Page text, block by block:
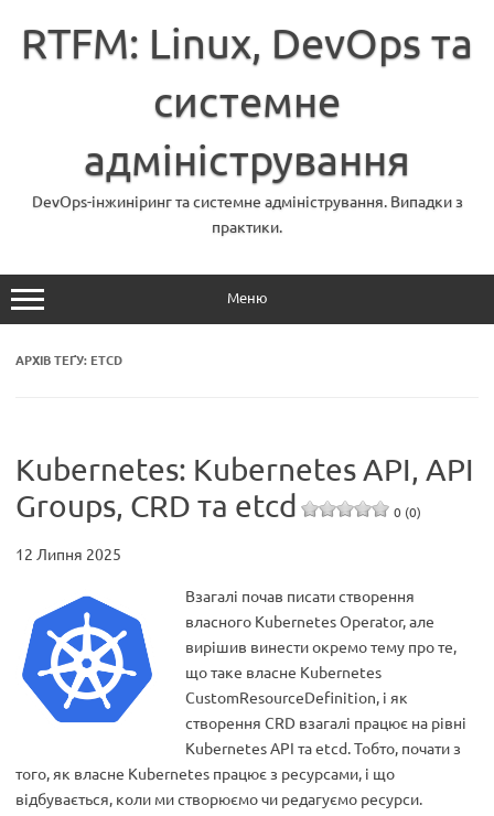
вмістуRTFM: Linux, DevOps та
системне
адміністрування
DevOps-інжиніринг та системне адміністрування. Випадки з
практики.
Меню
АРХІВ ТЕҐУ: ETCD
Kubernetes: Kubernetes API, API
Groups, CRD та etcd
0 (0)
12 Липня 2025
Взагалі почав писати створення
власного Kubernetes Operator, але
вирішив винести окремо тему про те,
що таке власне Kubernetes
CustomResourceDefinition, і як
створення CRD взагалі працює на рівні
Kubernetes API та etcd. Тобто, почати з
того, як власне Kubernetes працює з ресурсами, і що
відбувається, коли ми створюємо чи редагуємо ресурси.